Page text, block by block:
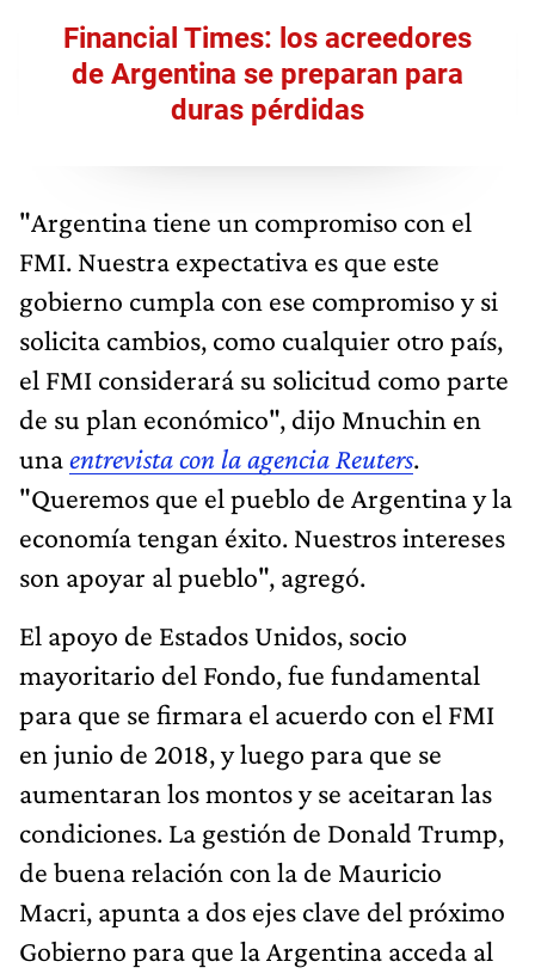
Financial Times: los acreedores
de Argentina se preparan para
duras pérdidas
"Argentina tiene un compromiso con el
FMI. Nuestra expectativa es que este
gobierno cumpla con ese compromiso y si
solicita cambios, como cualquier otro país,
el FMI considerará su solicitud como parte
de su plan económico", dijo Mnuchin en
unaentrevista con la agencia Reuters.
"Queremos que el pueblo de Argentina y la
economía tengan éxito. Nuestros intereses
son apoyar al pueblo", agregó.
El apoyo de Estados Unidos, socio
mayoritario del Fondo, fue fundamental
para que se firmara el acuerdo con el FMI
en junio de 2018, y luego para que se
aumentaran los montos y se aceitaran las
condiciones. La gestión de Donald Trump,
de buena relación con la de Mauricio
Macri, apunta a dos ejes clave del próximo
Gobierno para que la Argentina acceda al